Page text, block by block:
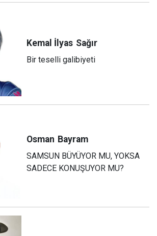
Kemal İlyas Sağır
Bir teselli galibiyeti
Osman Bayram
SAMSUN BÜYÜYOR MU, YOKSA
SADECE KONUŞUYOR MU?